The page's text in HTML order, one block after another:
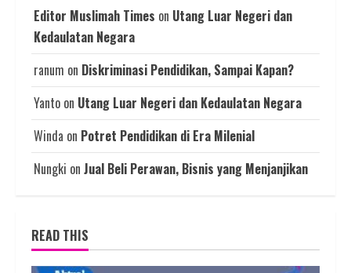
Editor Muslimah Times on Utang Luar Negeri dan
Kedaulatan Negara
ranum on Diskriminasi Pendidikan, Sampai Kapan?
Yanto on Utang Luar Negeri dan Kedaulatan Negara
Winda on Potret Pendidikan di Era Milenial
Nungki on Jual Beli Perawan, Bisnis yang Menjanjikan
READ THIS